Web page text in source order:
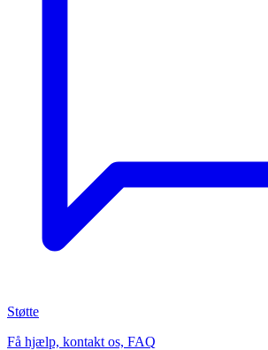
Støtte
Få hjælp, kontakt os, FAQ